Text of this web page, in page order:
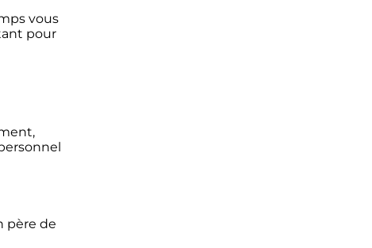
vous
pour
père de